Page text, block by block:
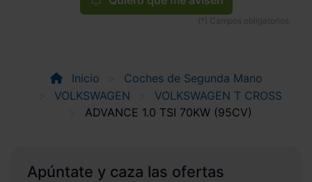
Inicio
Coches de Segunda Mano
VOLKSWAGEN
VOLKSWAGEN T CROSS
ADVANCE 1.0 TSI 70KW (95CV)
Apúntate y caza las ofertas